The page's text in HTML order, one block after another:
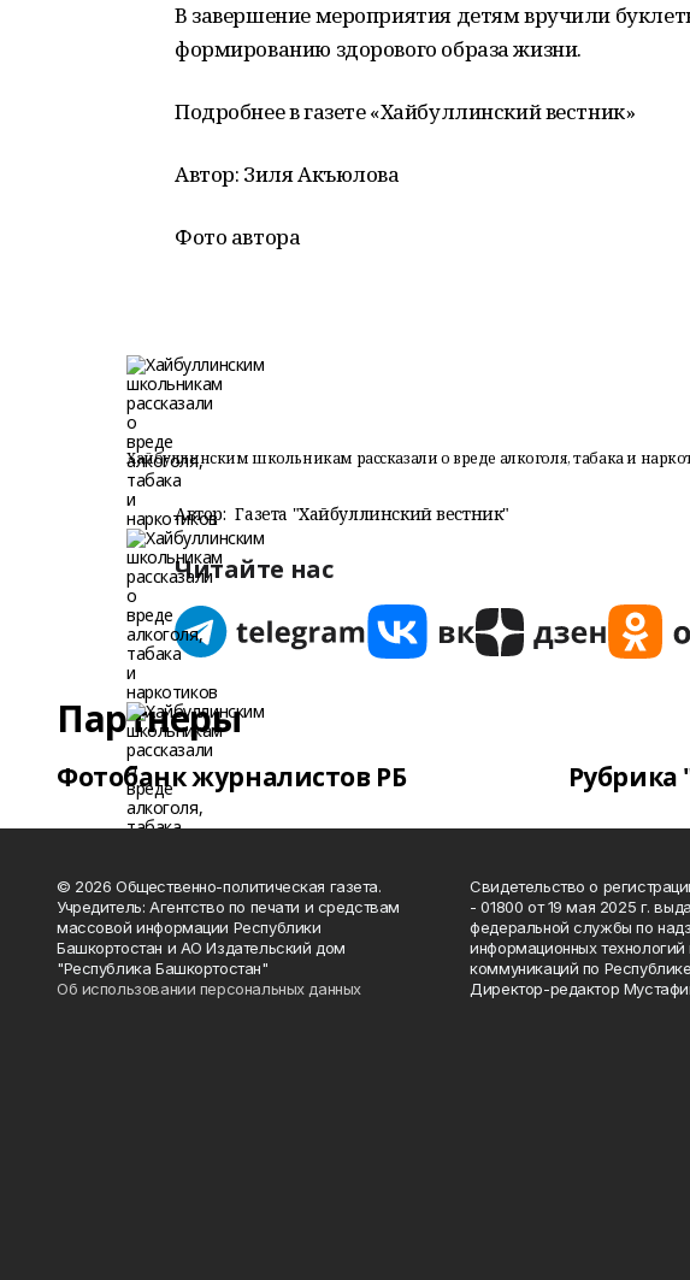
В завершение мероприятия детям вручили
формированию здорового образа жизни.
Подробнее в газете «Хайбуллинский вестник»
Автор: Зиля Акъюлова
Фото автора
Хайбуллинским школьникам рассказали о вреде алкоголя, табака и
Автор: Газета "Хайбуллинский вестник"
Читайте нас
Партнеры
Фотобанк журналистов РБ Рубрика
© 2026 Общественно-политическая газета.
Учредитель: Агентство по печати и средствам
массовой информации Республики
Башкортостан и АО Издательский дом
"Республика Башкортостан"
Об использовании персональных данных
Свидетельство о
- 01800 от 19 мая 2025 г.
федеральной службы по
информационных
коммуникаций по
Директор-редактор